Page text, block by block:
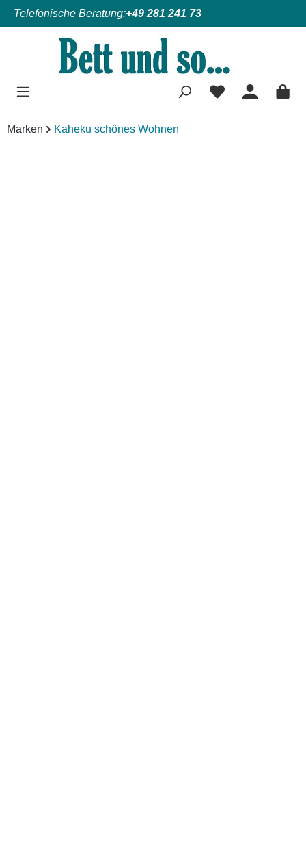
Zum Hauptinhalt springen
Telefonische Beratung:+49 281 241 73
Marken Kaheku schönes Wohnen